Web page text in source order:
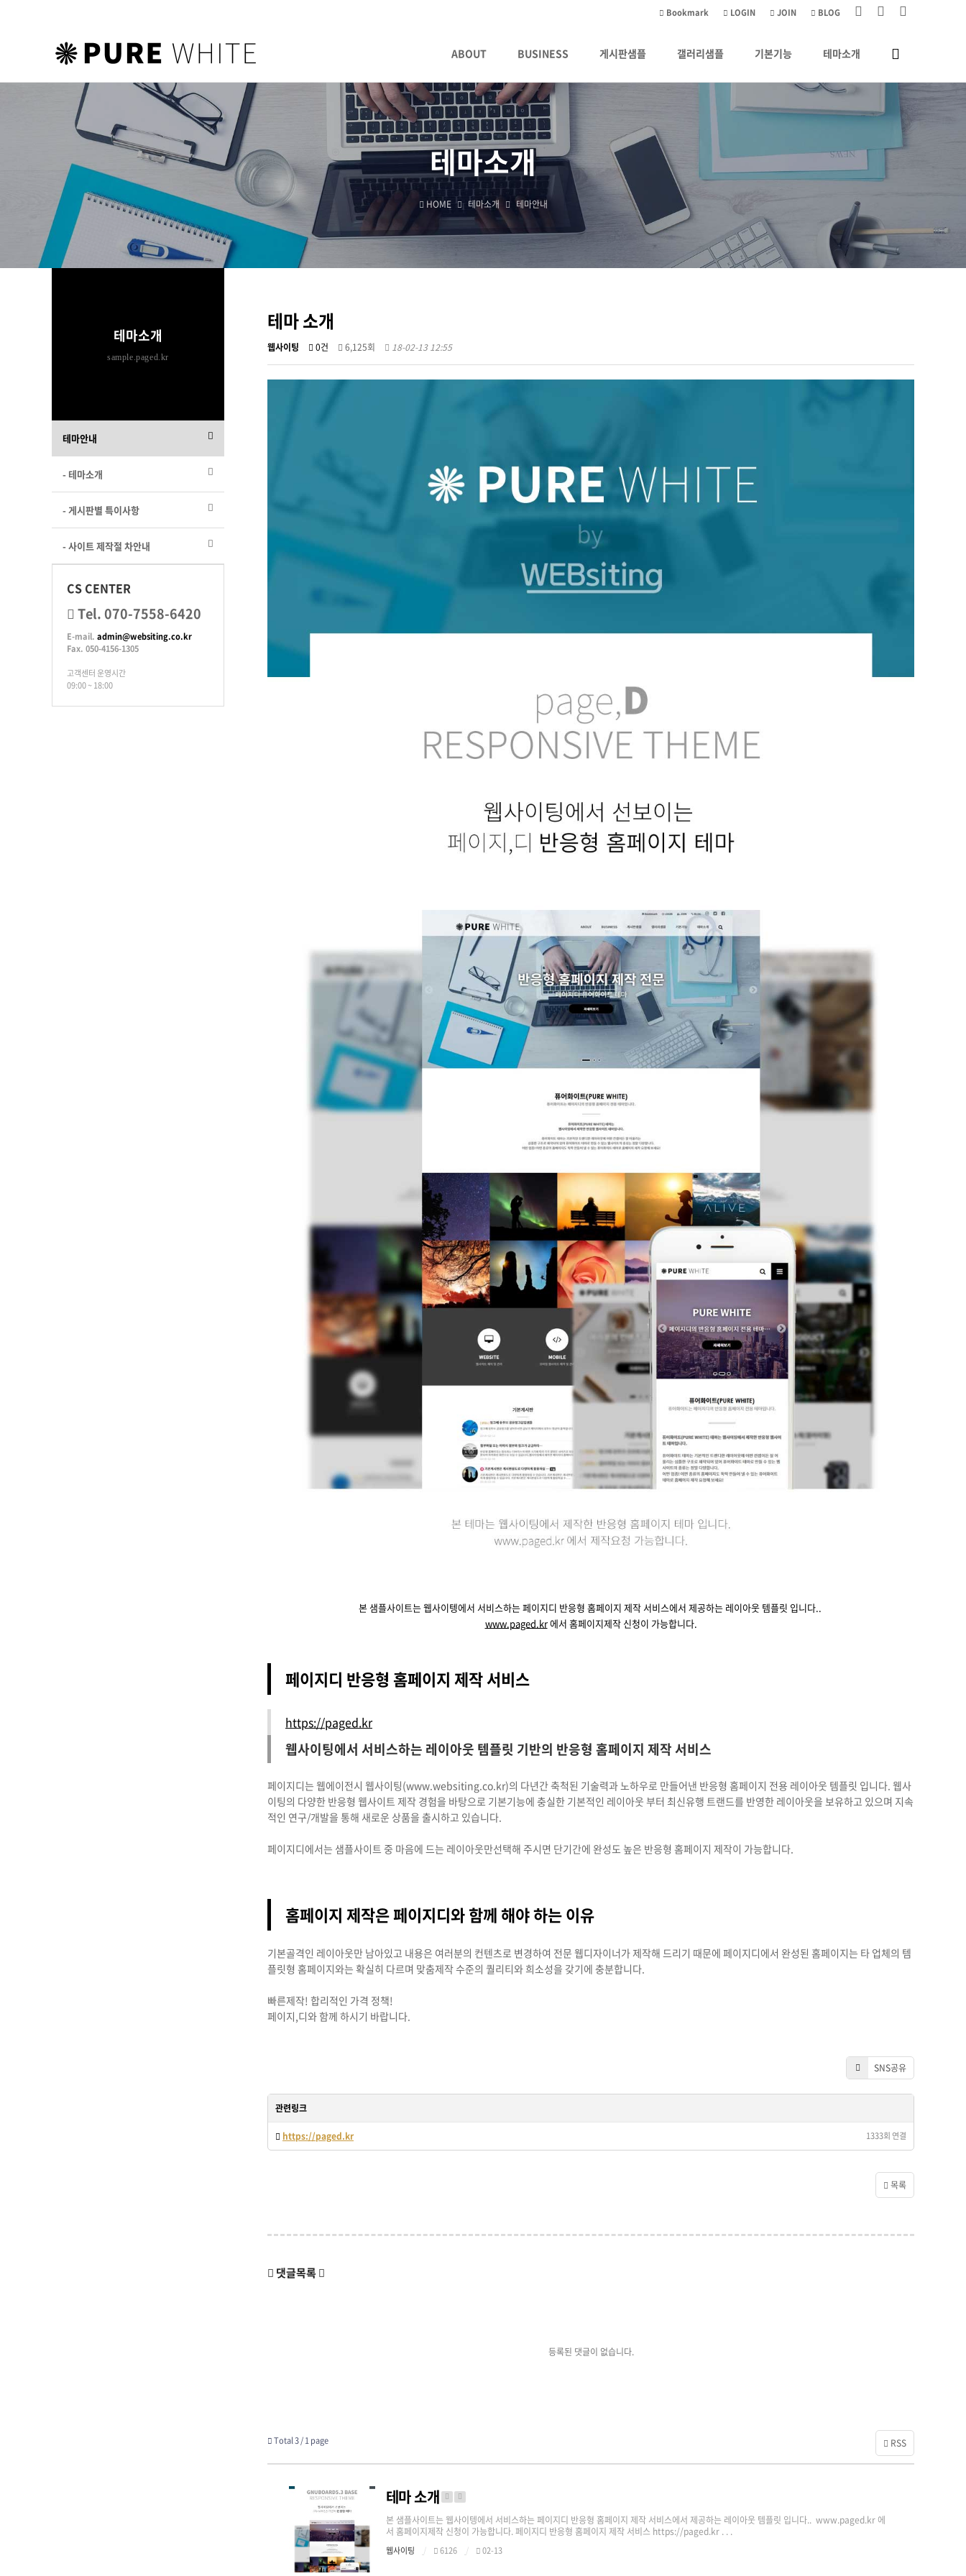
BLOG
JOIN
LOGIN
Bookmark
ABOUT BUSINESS 게시판샘플 갤러리샘플 기본기능
하위분류
테마소개
하위분류
테마소개
HOME 테마소개 테마안내
테마 소개
웹사이팅 0건 6,125회 18-02-13 12:55
본 샘플사이트는 웹사이텡에서 서비스하는 페이지디 반응형 홈페이지 제작 서비스에서 제공하는 레이아웃 템플릿 입니다..
www.paged.kr에서 홈페이지제작 신청이 가능합니다.
페이지디 반응형 홈페이지 제작 서비스
https://paged.kr
웹사이팅에서 서비스하는 레이아웃 템플릿 기반의 반응형 홈페이지 제작 서비스
페이지디는 웹에이전시 웹사이팅(www.websiting.co.kr)의 다년간 축척된 기술력과 노하우로 만들어낸 반응형 홈페이지 전용 레이아웃 템플릿 입니다. 웹사
이팅의 다양한 반응형 웹사이트 제작 경험을 바탕으로 기본기능에 충실한 기본적인 레이아웃 부터 최신유행 트랜드를 반영한 레이아웃을 보유하고 있으며 지속
적인 연구/개발을 통해 새로운 상품을 출시하고 있습니다.
페이지디에서는 샘플사이트 중 마음에 드는 레이아웃만선택해 주시면 단기간에 완성도 높은 반응형 홈페이지 제작이 가능합니다.
홈페이지 제작은 페이지디와 함께 해야 하는 이유
기본골격인 레이아웃만 남아있고 내용은 여러분의 컨텐츠로 변경하여 전문 웹디자이너가 제작해 드리기 때문에 페이지디에서 완성된 홈페이지는 타 업체의 템
플릿형 홈페이지와는 확실히 다르며 맞춤제작 수준의 퀄리티와 희소성을 갖기에 충분합니다.
빠른제작! 합리적인 가격 정책!
페이지,디와 함께 하시기 바랍니다.
SNS공유
관련링크
https://paged.kr 1333회 연결
목록
댓글목록
등록된 댓글이 없습니다.
Total 3 /1 page RSS
테마 소개
본 샘플사이트는 웹사이텡에서 서비스하는 페이지디 반응형 홈페이지 제작 서비스에서 제공하는 레이아웃 템플릿 입니다.. www.paged.kr 에
서 홈페이지제작 신청이 가능합니다. 페이지디 반응형 홈페이지 제작 서비스 https://paged.kr . . .
웹사이팅 6126 02-13
테마소개
sample.paged.kr
테마안내
- 테마소개
- 게시판별 특이사항
- 사이트 제작절 차안내
CS CENTER
Tel. 070-7558-6420
E-mail. admin@websiting.co.kr
Fax. 050-4156-1305
고객센터 운영시간
09:00 ~ 18:00